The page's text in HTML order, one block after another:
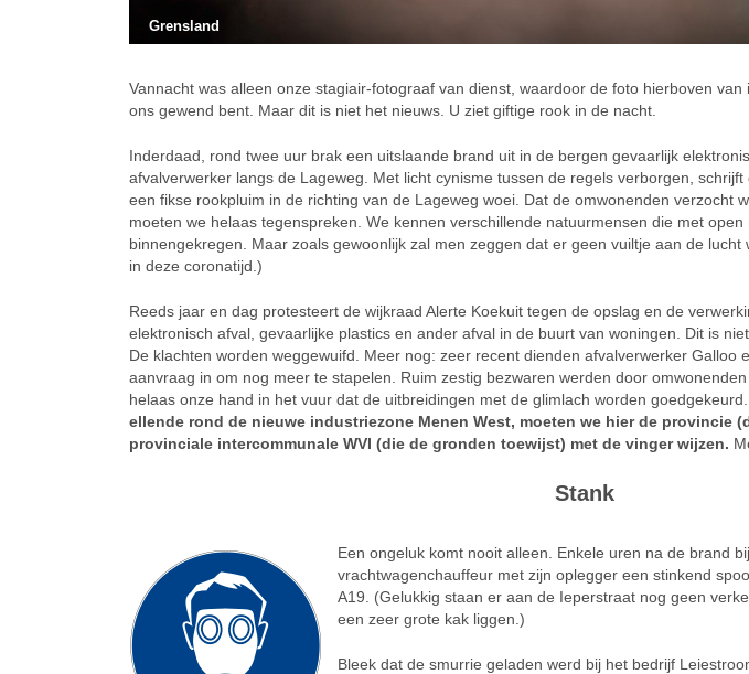
Grensland
Vannacht was alleen onze stagiair-fotograaf van dienst, waardoor de foto hierboven
ons gewend bent. Maar dit is niet het nieuws. U ziet giftige rook in de nacht.
Inderdaad, rond twee uur brak een uitslaande brand uit in de bergen gevaarlijk
afvalverwerker langs de Lageweg. Met licht cynisme tussen de regels verborgen,
een fikse rookpluim in de richting van de Lageweg woei. Dat de omwonenden verzocht
moeten we helaas tegenspreken. We kennen verschillende natuurmensen die met
binnengekregen. Maar zoals gewoonlijk zal men zeggen dat er geen vuiltje aan de
in deze coronatijd.)
Reeds jaar en dag protesteert de wijkraad Alerte Koekuit tegen de opslag en de
elektronisch afval, gevaarlijke plastics en ander afval in de buurt van woningen. Dit is
De klachten worden weggewuifd. Meer nog: zeer recent dienden afvalverwerker Galloo
aanvraag in om nog meer te stapelen. Ruim zestig bezwaren werden door
helaas onze hand in het vuur dat de uitbreidingen met de glimlach worden goedgekeurd.
ellende rond de nieuwe industriezone Menen West, moeten we hier de provincie
provinciale intercommunale WVI (die de gronden toewijst) met de vinger wijzen.
Stank
Een ongeluk komt nooit alleen. Enkele uren na de brand
vrachtwagenchauffeur met zijn oplegger een stinkend
A19. (Gelukkig staan er aan de Ieperstraat nog geen
een zeer grote kak liggen.)
Bleek dat de smurrie geladen werd bij het bedrijf